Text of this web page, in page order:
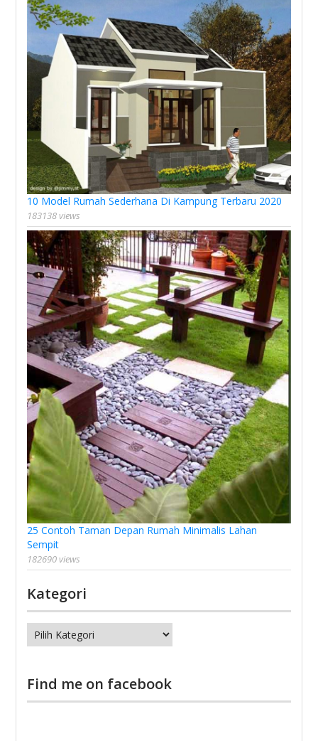
10 Model Rumah Sederhana Di Kampung Terbaru 2020
183138 views
25 Contoh Taman Depan Rumah Minimalis Lahan
Sempit
182690 views
Kategori
Kategori
Find me on facebook